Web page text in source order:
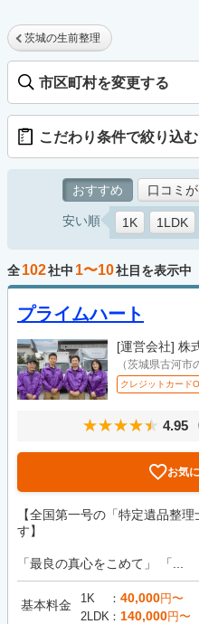
茨城の生前整理
市区町村を変更する
こだわり条件で絞り込む
おすすめ 口コミ
安い順 1K 1LDK
全102社中 1〜10社目を表示中
プライムハート
[運営会社] 株
（茨城県古河市
クレジットカード
4.95
お気
【全国第一号の「特定遺品整
す】
「最良の真心をこめて」 「...
基本料金 1K 40,000円〜
2LDK
140,000円〜